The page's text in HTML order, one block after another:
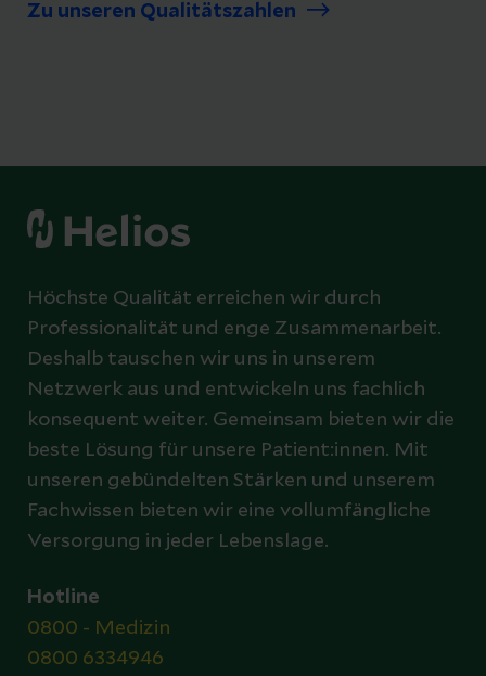
Zu unseren Qualitätszahlen
Höchste Qualität erreichen wir durch
Professionalität und enge Zusammenarbeit.
Deshalb tauschen wir uns in unserem
Netzwerk aus und entwickeln uns fachlich
konsequent weiter. Gemeinsam bieten wir die
beste Lösung für unsere Patient:innen. Mit
unseren gebündelten Stärken und unserem
Fachwissen bieten wir eine vollumfängliche
Versorgung in jeder Lebenslage.
Hotline
0800 - Medizin
0800 6334946